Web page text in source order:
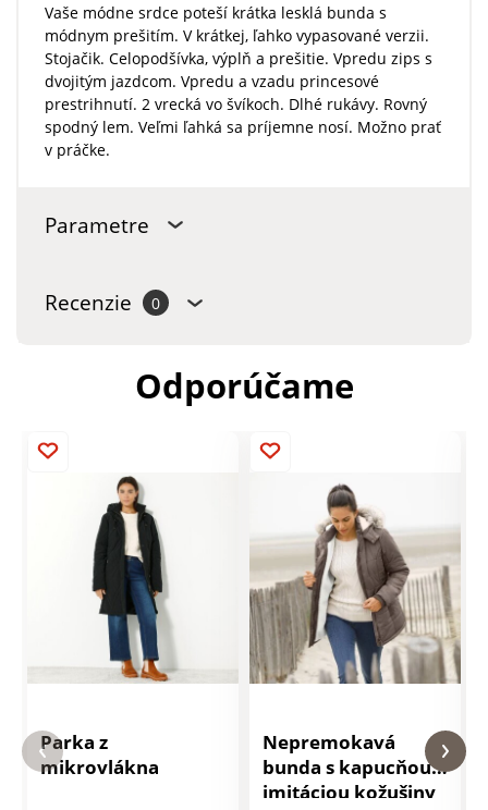
Vaše módne srdce poteší krátka lesklá bunda s
módnym prešitím. V krátkej, ľahko vypasované verzii.
Stojačik. Celopodšívka, výplň a prešitie. Vpredu zips s
dvojitým jazdcom. Vpredu a vzadu princesové
prestrihnutí. 2 vrecká vo švíkoch. Dlhé rukávy. Rovný
spodný lem. Veľmi ľahká sa príjemne nosí. Možno prať
v práčke.
Parametre
Recenzie 0
Odporúčame
Parka z
mikrovlákna
Nepremokavá
bunda s kapucňou a
imitáciou kožušiny